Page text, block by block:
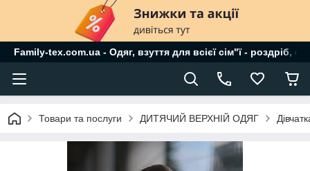
Family-tex.com.ua - Одяг, взуття для всієї сім"ї - роздріб,
Товари та послуги ДИТЯЧИЙ ВЕРХНІЙ ОДЯГ